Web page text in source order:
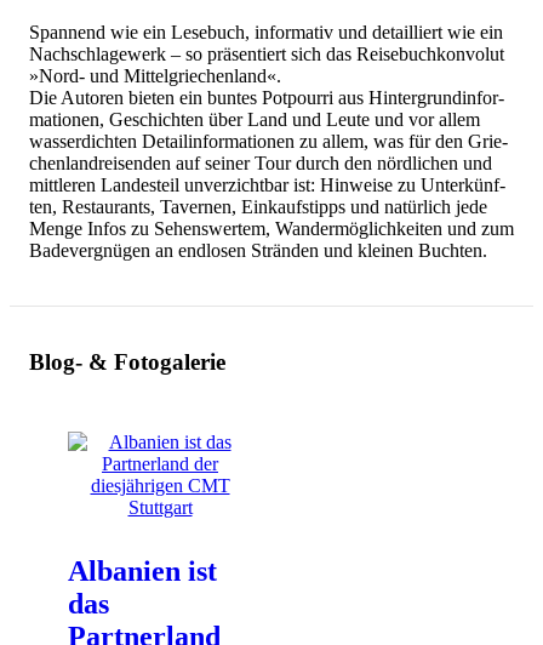
Span­nend wie ein Le­se­buch, in­for­ma­tiv und de­tail­liert wie ein
Nach­schla­ge­werk – so prä­sen­tiert sich das Rei­se­buch­kon­vo­lut
»Nord- und Mit­tel­grie­chen­land«.
Die Au­to­ren bie­ten ein bun­tes Pot­pour­ri aus Hin­ter­grund­in­for­
ma­tio­nen, Ge­schich­ten über Land und Leute und vor allem
was­ser­dich­ten De­tail­in­for­ma­tio­nen zu allem, was für den Grie­
chen­land­rei­sen­den auf sei­ner Tour durch den nörd­li­chen und
mitt­le­ren Lan­des­teil un­ver­zicht­bar ist: Hin­wei­se zu Un­ter­künf­
ten, Re­stau­rants, Ta­ver­nen, Ein­kaufs­tipps und na­tür­lich jede
Menge Infos zu Se­hens­wer­tem, Wan­der­mög­lich­kei­ten und zum
Ba­de­ver­gnü­gen an end­lo­sen Strän­den und klei­nen Buch­ten.
Blog- & Fotogalerie
Albanien ist
das
Partnerland